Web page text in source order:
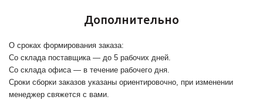
Дополнительно
О сроках формирования заказа:
Со склада поставщика — до 5 рабочих дней.
Со склада офиса — в течение рабочего дня.
Сроки сборки заказов указаны ориентировочно, при изменении
менеджер свяжется с вами.